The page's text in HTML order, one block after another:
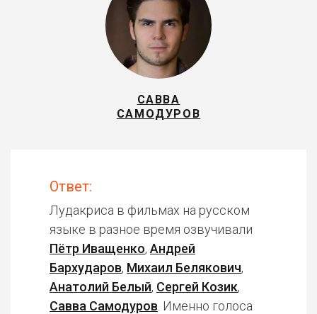
САВВА
САМОДУРОВ
Ответ:
Лудакриса в фильмах на русском
языке в разное время озвучивали
Пётр Иващенко, Андрей
Бархударов, Михаил Белякович,
Анатолий Белый, Сергей Козик,
Савва Самодуров . Именно голоса